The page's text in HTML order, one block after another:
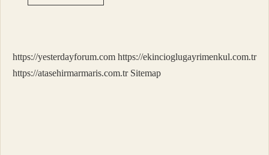
Kombi
https://yesterdayforum.com https://ekincioglugayrimenkul.com.tr
https://atasehirmarmaris.com.tr Sitemap